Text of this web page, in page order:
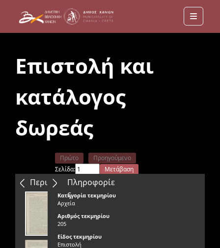
Menu
Επιστολή και
κατάλογος
δωρεάς
Περιεχόμενα
Πρώτο
Προηγούμενο
Σελίδα:
Μετάβαση
Επόμενο
Τελευταίο
Πληροφορίε
ς
Κατηγορία τεκμηρίου
Αρχεία
Αριθμός τεκμηρίου
205
Είδος τεκμηρίου
Επιστολή